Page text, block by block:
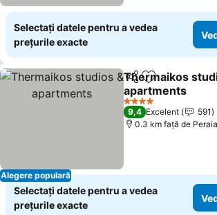
Selectați datele pentru a vedea
prețurile exacte
Alegere populară
DistribuițiAdăugaţi la
Thermaikos
apartments
4 Stele
9,4 Excelent
591
0.3 km faţă de Peraia
Selectați datele pentru a vedea
prețurile exacte